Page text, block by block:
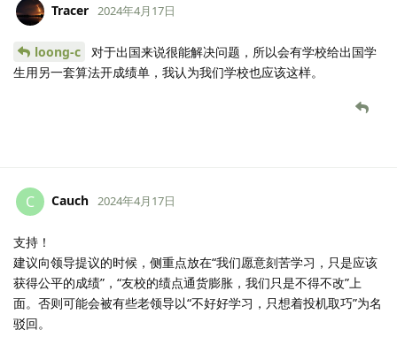
Tracer 2024年4月17日
loong-c
对于出国来说很能解决问题，所以会有学校给出国学
生用另一套算法开成绩单，我认为我们学校也应该这样。
C Cauch 2024年4月17日
支持！
建议向领导提议的时候，侧重点放在“我们愿意刻苦学习，只是应该
获得公平的成绩”，“友校的绩点通货膨胀，我们只是不得不改”上
面。否则可能会被有些老领导以“不好好学习，只想着投机取巧”为名
驳回。